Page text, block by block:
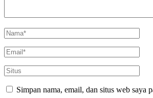
Simpan nama, email, dan situs web saya